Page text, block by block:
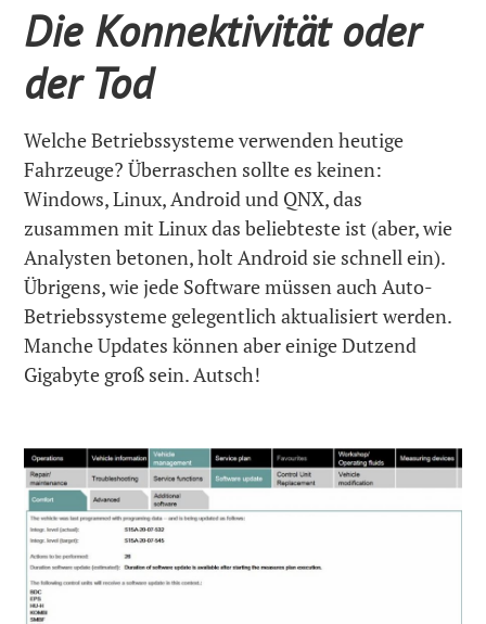
Die Konnektivität oder
der Tod
Welche Betriebssysteme verwenden heutige
Fahrzeuge? Überraschen sollte es keinen:
Windows, Linux, Android und QNX, das
zusammen mit Linux das beliebteste ist (aber, wie
Analysten betonen, holt Android sie schnell ein).
Übrigens, wie jede Software müssen auch Auto-
Betriebssysteme gelegentlich aktualisiert werden.
Manche Updates können aber einige Dutzend
Gigabyte groß sein. Autsch!